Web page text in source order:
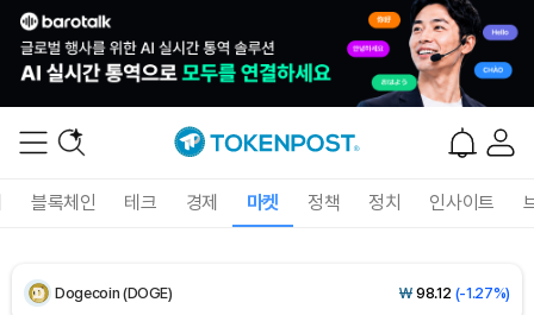
블록체인 테크 경제 마켓 정책 정치 인사이트
XRP (XRP) ₩1,485(-1.83%)
Dogecoin (DOGE) ₩ 98.12 (-1.27%)